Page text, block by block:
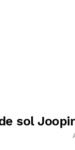
sol